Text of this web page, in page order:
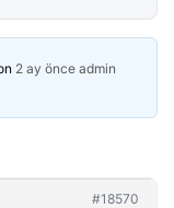
2 ay önce admin
#18570